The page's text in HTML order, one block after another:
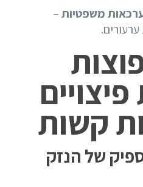
משפטיות–
קשות
של הנזק